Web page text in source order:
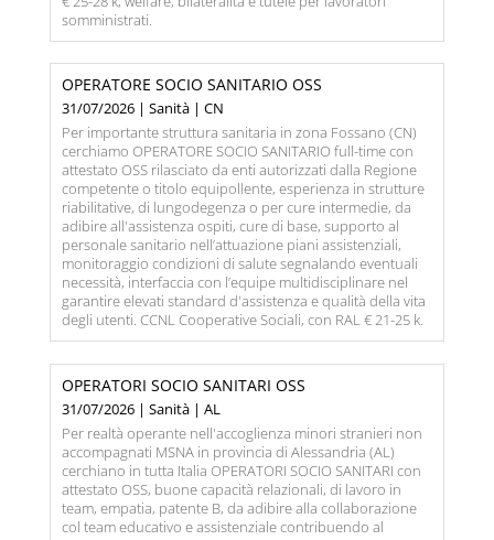
somministrati.
OPERATORE SOCIO SANITARIO OSS
31/07/2026 | Sanità | CN
Per importante struttura sanitaria in zona Fossano (CN)
cerchiamo OPERATORE SOCIO SANITARIO full-time con
attestato OSS rilasciato da enti autorizzati dalla Regione
competente o titolo equipollente, esperienza in strutture
riabilitative, di lungodegenza o per cure intermedie, da
adibire all'assistenza ospiti, cure di base, supporto al
personale sanitario nell’attuazione piani assistenziali,
monitoraggio condizioni di salute segnalando eventuali
necessità, interfaccia con l’equipe multidisciplinare nel
garantire elevati standard d'assistenza e qualità della vita
degli utenti. CCNL Cooperative Sociali, con RAL € 21-25 k.
OPERATORI SOCIO SANITARI OSS
31/07/2026 | Sanità | AL
Per realtà operante nell'accoglienza minori stranieri non
accompagnati MSNA in provincia di Alessandria (AL)
cerchiano in tutta Italia OPERATORI SOCIO SANITARI con
attestato OSS, buone capacità relazionali, di lavoro in
team, empatia, patente B, da adibire alla collaborazione
col team educativo e assistenziale contribuendo al